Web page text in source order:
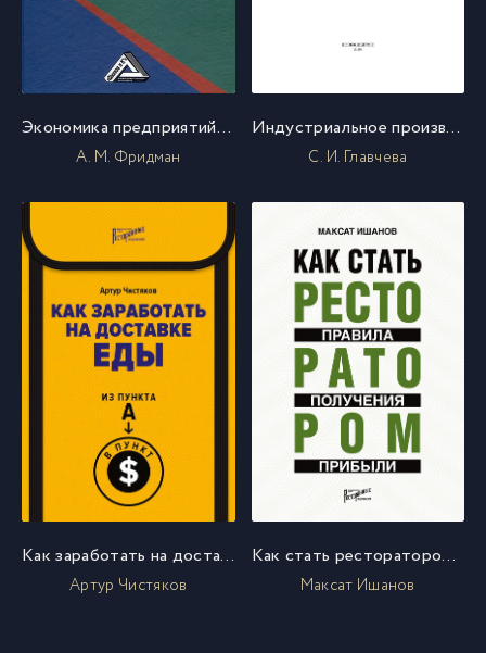
Экономика предприятий торговли и питания потребительского общества
А. М. Фридман
Индустриальное производство в общественном питании
С. И. Главчева
Как заработать на доставке еды. Из пункта А в пункт $
Артур Чистяков
Как стать ресторатором. Правила получения прибыли
Максат Ишанов